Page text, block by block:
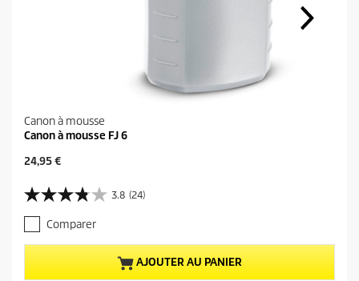
Canon à mousse
Canon à mousse FJ 6
P
i
x
a
c
t
u
24,95 €
3.8 (24)
3
.
8
s
r
Comparer
AJOUTER AU PANIER